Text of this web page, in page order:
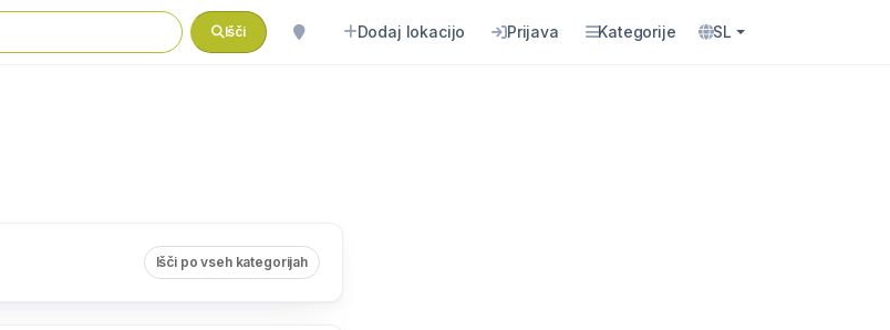
Išči Dodaj lokacijo Prijava Kategorije SL
Išči po vseh kategorijah